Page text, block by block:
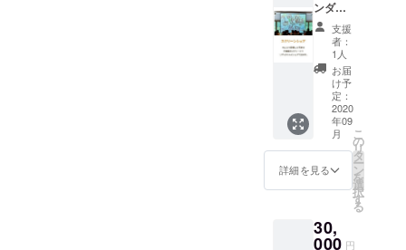
苦しむ
新郎新
婦様へ
の応援
として
のプル
ジェク
トで
す。ご
賛同頂
ける方
はワン
お願い
致しま
ンダー
ドタイ
プ（写
真投稿
機能＋
写真
データ
全渡
し） ご
支援頂
く際に
必ず
メール
アドレ
入下さ
い。
支援
者：
1人
お届
け予
定：
2020
年09
月
詳細を見る
こ
の
リ
タ
ー
ン
を
選
択
す
る
30,
000 円